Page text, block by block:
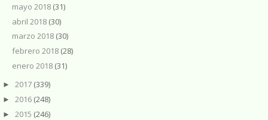
mayo 2018 (31)
abril 2018 (30)
marzo 2018 (30)
febrero 2018 (28)
enero 2018 (31)
► 2017 (339)
► 2016 (248)
► 2015 (246)